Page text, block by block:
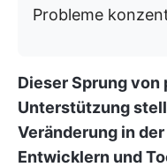
Probleme
Dieser Sprung
Unterstützung
Veränderung in
Entwicklern und